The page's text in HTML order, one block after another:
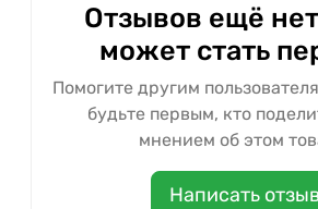
Отзывов ещё
может стать
Помогите другим
будьте первым, кто
мнением об этом
Написать отзыв